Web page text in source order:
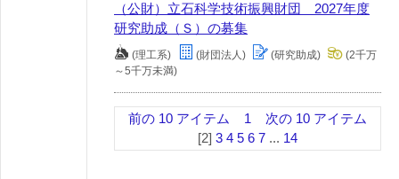
（公財）立石科学技術振興財団 2027年度
研究助成（Ｓ）の募集
(理工系) (財団法人) (研究助成)
(2千万
～5千万未満)
前の 10 アイテム 次の 10 アイテム
1
[2] 3 4 5 6 7 ... 14